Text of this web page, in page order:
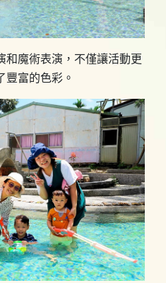
和魔術表演，不僅讓活動更
豐富的色彩。